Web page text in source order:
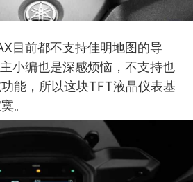
目前都不支持佳明地图的导
小编也是深感烦恼，不支持也
能，所以这块TFT液晶仪表基
。